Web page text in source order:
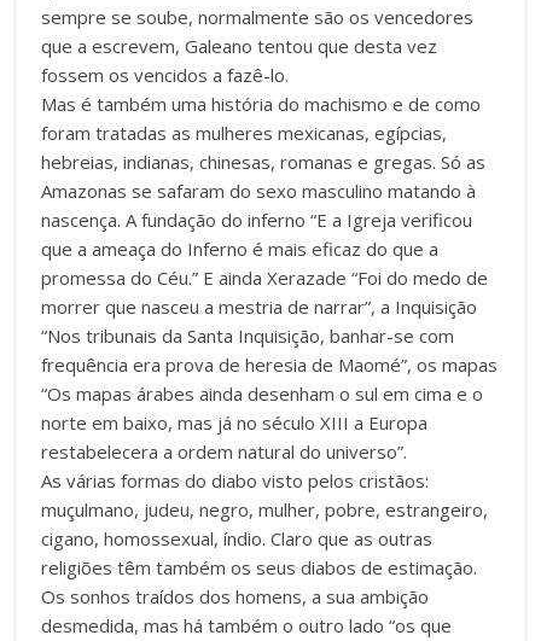
sempre se soube, normalmente são os vencedores
que a escrevem, Galeano tentou que desta vez
fossem os vencidos a fazê-lo.
Mas é também uma história do machismo e de como
foram tratadas as mulheres mexicanas, egípcias,
hebreias, indianas, chinesas, romanas e gregas. Só as
Amazonas se safaram do sexo masculino matando à
nascença. A fundação do inferno “E a Igreja verificou
que a ameaça do Inferno é mais eficaz do que a
promessa do Céu.” E ainda Xerazade “Foi do medo de
morrer que nasceu a mestria de narrar”, a Inquisição
“Nos tribunais da Santa Inquisição, banhar-se com
frequência era prova de heresia de Maomé”, os mapas
“Os mapas árabes ainda desenham o sul em cima e o
norte em baixo, mas já no século XIII a Europa
restabelecera a ordem natural do universo”.
As várias formas do diabo visto pelos cristãos:
muçulmano, judeu, negro, mulher, pobre, estrangeiro,
cigano, homossexual, índio. Claro que as outras
religiões têm também os seus diabos de estimação.
Os sonhos traídos dos homens, a sua ambição
desmedida, mas há também o outro lado “os que